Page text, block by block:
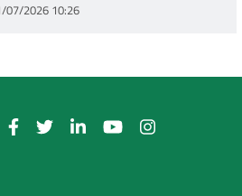
07/2026 10:26